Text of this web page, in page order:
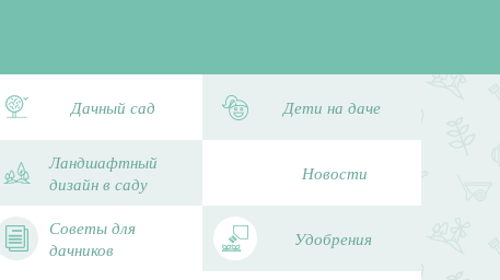
Дачный сад Дети на даче
Ландшафтный
дизайн в саду
Новости
Советы для
дачников
Удобрения